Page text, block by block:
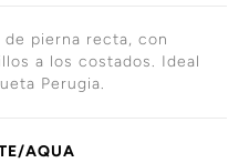
de pierna recta, con
a los costados. Ideal
Perugia.
AQUA